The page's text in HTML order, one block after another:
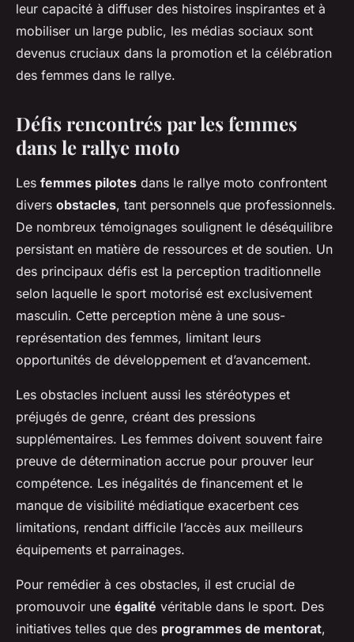
leur capacité à diffuser des histoires inspirantes et à
mobiliser un large public, les médias sociaux sont
devenus cruciaux dans la promotion et la célébration
des femmes dans le rallye.
Défis rencontrés par les femmes
dans le rallye moto
Les femmes pilotes dans le rallye moto confrontent
divers obstacles, tant personnels que professionnels.
De nombreux témoignages soulignent le déséquilibre
persistant en matière de ressources et de soutien. Un
des principaux défis est la perception traditionnelle
selon laquelle le sport motorisé est exclusivement
masculin. Cette perception mène à une sous-
représentation des femmes, limitant leurs
opportunités de développement et d’avancement.
Les obstacles incluent aussi les stéréotypes et
préjugés de genre, créant des pressions
supplémentaires. Les femmes doivent souvent faire
preuve de détermination accrue pour prouver leur
compétence. Les inégalités de financement et le
manque de visibilité médiatique exacerbent ces
limitations, rendant difficile l’accès aux meilleurs
équipements et parrainages.
Pour remédier à ces obstacles, il est crucial de
promouvoir une égalité véritable dans le sport. Des
initiatives telles que des programmes de mentorat,